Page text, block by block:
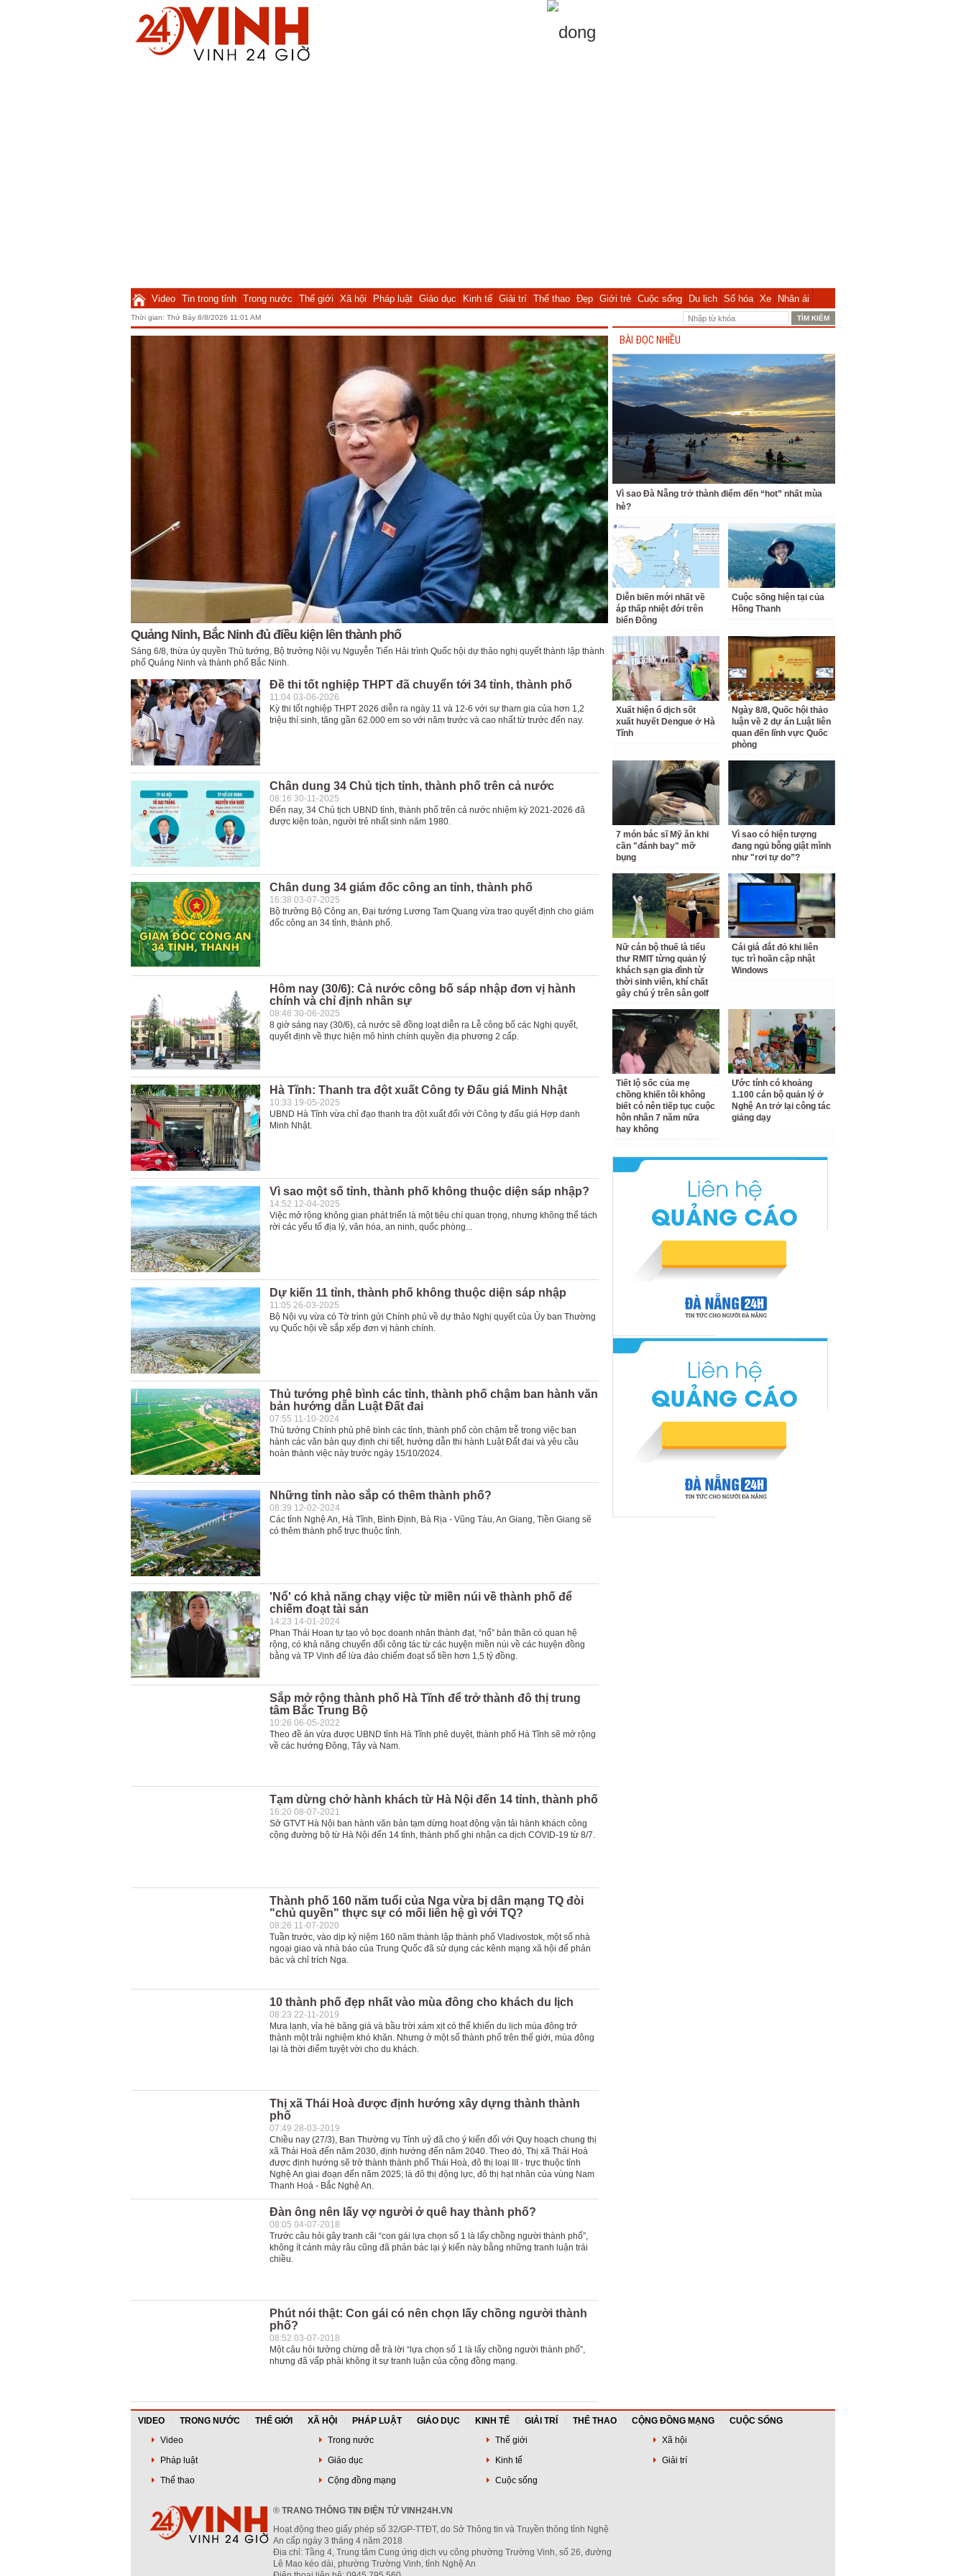
Video Tin trong tỉnh Trong nước Thế giới Xã hội Pháp luật Giáo dục Kinh tế Giải trí Thể thao Đẹp Giới trẻ Cuộc sống Du lịch Số hóa Xe Nhân ái
Thời gian: Thứ Bảy 8/8/2026 11:01 AM
Quảng Ninh, Bắc Ninh đủ điều kiện lên thành phố
Sáng 6/8, thừa ủy quyền Thủ tướng, Bộ trưởng Nội vụ Nguyễn Tiến Hải trình Quốc hội dự thảo nghị quyết thành lập thành
phố Quảng Ninh và thành phố Bắc Ninh.
Đề thi tốt nghiệp THPT đã chuyển tới 34 tỉnh, thành phố
11:04 03-06-2026
Kỳ thi tốt nghiệp THPT 2026 diễn ra ngày 11 và 12-6 với sự tham gia của hơn 1,2
triệu thí sinh, tăng gần 62.000 em so với năm trước và cao nhất từ trước đến nay.
Chân dung 34 Chủ tịch tỉnh, thành phố trên cả nước
08:16 30-11-2025
Đến nay, 34 Chủ tịch UBND tỉnh, thành phố trên cả nước nhiệm kỳ 2021-2026 đã
được kiện toàn, người trẻ nhất sinh năm 1980.
Chân dung 34 giám đốc công an tỉnh, thành phố
16:38 03-07-2025
Bộ trưởng Bộ Công an, Đại tướng Lương Tam Quang vừa trao quyết định cho giám
đốc công an 34 tỉnh, thành phố.
Hôm nay (30/6): Cả nước công bố sáp nhập đơn vị hành
chính và chỉ định nhân sự
08:46 30-06-2025
8 giờ sáng nay (30/6), cả nước sẽ đồng loạt diễn ra Lễ công bố các Nghị quyết,
quyết định về thực hiện mô hình chính quyền địa phương 2 cấp.
Hà Tĩnh: Thanh tra đột xuất Công ty Đấu giá Minh Nhật
10:33 19-05-2025
UBND Hà Tĩnh vừa chỉ đạo thanh tra đột xuất đối với Công ty đấu giá Hợp danh
Minh Nhật.
Vì sao một số tỉnh, thành phố không thuộc diện sáp nhập?
14:52 12-04-2025
Việc mở rộng không gian phát triển là một tiêu chí quan trọng, nhưng không thể tách
rời các yếu tố địa lý, văn hóa, an ninh, quốc phòng...
Dự kiến 11 tỉnh, thành phố không thuộc diện sáp nhập
11:05 26-03-2025
Bộ Nội vụ vừa có Tờ trình gửi Chính phủ về dự thảo Nghị quyết của Ủy ban Thường
vụ Quốc hội về sắp xếp đơn vị hành chính.
Thủ tướng phê bình các tỉnh, thành phố chậm ban hành văn
bản hướng dẫn Luật Đất đai
07:55 11-10-2024
Thủ tướng Chính phủ phê bình các tỉnh, thành phố còn chậm trễ trong việc ban
hành các văn bản quy định chi tiết, hướng dẫn thi hành Luật Đất đai và yêu cầu
hoàn thành việc này trước ngày 15/10/2024.
Những tỉnh nào sắp có thêm thành phố?
08:39 12-02-2024
Các tỉnh Nghệ An, Hà Tĩnh, Bình Định, Bà Rịa - Vũng Tàu, An Giang, Tiền Giang sẽ
có thêm thành phố trực thuộc tỉnh.
'Nổ' có khả năng chạy việc từ miền núi về thành phố để
chiếm đoạt tài sản
14:23 14-01-2024
Phan Thái Hoan tự tạo vỏ bọc doanh nhân thành đạt, “nổ” bản thân có quan hệ
rộng, có khả năng chuyển đổi công tác từ các huyện miền núi về các huyện đồng
bằng và TP Vinh để lừa đảo chiếm đoạt số tiền hơn 1,5 tỷ đồng.
Sắp mở rộng thành phố Hà Tĩnh để trở thành đô thị trung
tâm Bắc Trung Bộ
10:26 06-05-2022
Theo đề án vừa được UBND tỉnh Hà Tĩnh phê duyệt, thành phố Hà Tĩnh sẽ mở rộng
về các hướng Đông, Tây và Nam.
Tạm dừng chở hành khách từ Hà Nội đến 14 tỉnh, thành phố
16:20 08-07-2021
Sở GTVT Hà Nội ban hành văn bản tạm dừng hoạt động vận tải hành khách công
cộng đường bộ từ Hà Nội đến 14 tỉnh, thành phố ghi nhận ca dịch COVID-19 từ 8/7.
Thành phố 160 năm tuổi của Nga vừa bị dân mạng TQ đòi
"chủ quyền" thực sự có mối liên hệ gì với TQ?
08:26 11-07-2020
Tuần trước, vào dịp kỷ niệm 160 năm thành lập thành phố Vladivostok, một số nhà
ngoại giao và nhà báo của Trung Quốc đã sử dụng các kênh mạng xã hội để phản
bác và chỉ trích Nga.
10 thành phố đẹp nhất vào mùa đông cho khách du lịch
08:23 22-11-2019
Mưa lạnh, vỉa hè băng giá và bầu trời xám xịt có thể khiến du lịch mùa đông trở
thành một trải nghiệm khó khăn. Nhưng ở một số thành phố trên thế giới, mùa đông
lại là thời điểm tuyệt vời cho du khách.
Thị xã Thái Hoà được định hướng xây dựng thành thành
phố
07:49 28-03-2019
Chiều nay (27/3), Ban Thường vụ Tỉnh uỷ đã cho ý kiến đối với Quy hoạch chung thị
xã Thái Hoà đến năm 2030, định hướng đến năm 2040. Theo đó, Thị xã Thái Hoà
được định hướng sẽ trở thành thành phố Thái Hoà, đô thị loại III - trực thuộc tỉnh
Nghệ An giai đoạn đến năm 2025; là đô thị động lực, đô thị hạt nhân của vùng Nam
Thanh Hoá - Bắc Nghệ An.
Đàn ông nên lấy vợ người ở quê hay thành phố?
08:05 04-07-2018
Trước câu hỏi gây tranh cãi “con gái lựa chọn số 1 là lấy chồng người thành phố”,
không ít cánh mày râu cũng đã phản bác lại ý kiến này bằng những tranh luận trái
chiều.
Phút nói thật: Con gái có nên chọn lấy chồng người thành
phố?
08:52 03-07-2018
Một câu hỏi tưởng chừng dễ trả lời “lựa chọn số 1 là lấy chồng người thành phố”,
nhưng đã vấp phải không ít sự tranh luận của cộng đồng mạng.
BÀI ĐỌC NHIỀU
Vì sao Đà Nẵng trở thành điểm đến “hot” nhất mùa
hè?
Diễn biến mới nhất về
áp thấp nhiệt đới trên
biển Đông
Cuộc sống hiện tại của
Hồng Thanh
Xuất hiện ổ dịch sốt
xuất huyết Dengue ở Hà
Tĩnh
Ngày 8/8, Quốc hội thảo
luận về 2 dự án Luật liên
quan đến lĩnh vực Quốc
phòng
7 món bác sĩ Mỹ ăn khi
cần "đánh bay" mỡ
bụng
Vì sao có hiện tượng
đang ngủ bỗng giật mình
như "rơi tự do”?
Nữ cán bộ thuế là tiểu
thư RMIT từng quản lý
khách sạn gia đình từ
thời sinh viên, khí chất
gây chú ý trên sân golf
Cái giá đắt đỏ khi liên
tục trì hoãn cập nhật
Windows
Tiết lộ sốc của mẹ
chồng khiến tôi không
biết có nên tiếp tục cuộc
hôn nhân 7 năm nữa
hay không
Ước tính có khoảng
1.100 cán bộ quản lý ở
Nghệ An trở lại công tác
giảng dạy
VIDEO TRONG NƯỚC THẾ GIỚI XÃ HỘI PHÁP LUẬT GIÁO DỤC KINH TẾ GIẢI TRÍ THỂ THAO CỘNG ĐỒNG MẠNG
CUỘC SỐNG
Video
Trong nước Thế giới
Xã hội
Pháp luật
Giáo dục Kinh tế
Giải trí
Thể thao
Cộng đồng mạng Cuộc sống
® TRANG THÔNG TIN ĐIỆN TỬ VINH24H.VN
Hoạt động theo giấy phép số 32/GP-TTĐT, do Sở Thông tin và Truyền thông tỉnh Nghệ
An cấp ngày 3 tháng 4 năm 2018
Địa chỉ: Tầng 4, Trung tâm Cung ứng dịch vụ công phường Trường Vinh, số 26, đường
Lê Mao kéo dài, phường Trường Vinh, tỉnh Nghệ An